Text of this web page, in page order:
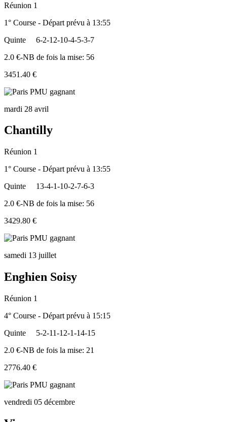
Réunion 1
1° Course - Départ prévu à 13:55
Quinte
6-2-12-10-4-5-3-7
2.0 €-NB de fois la mise: 56
3451.40 €
mardi 28 avril
Chantilly
Réunion 1
1° Course - Départ prévu à 13:55
Quinte
13-4-1-10-2-7-6-3
2.0 €-NB de fois la mise: 56
3429.80 €
samedi 13 juillet
Enghien Soisy
Réunion 1
4° Course - Départ prévu à 15:15
Quinte
5-2-11-12-1-14-15
2.0 €-NB de fois la mise: 21
2776.40 €
vendredi 05 décembre